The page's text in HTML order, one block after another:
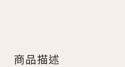
商品描述